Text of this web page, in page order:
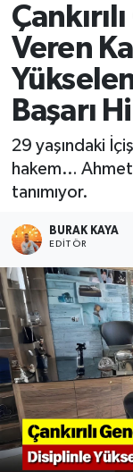
Veren
Başarı
29 yaşındaki
hakem… Ahmet
tanımıyor.
BURAK KAYA
EDITÖR